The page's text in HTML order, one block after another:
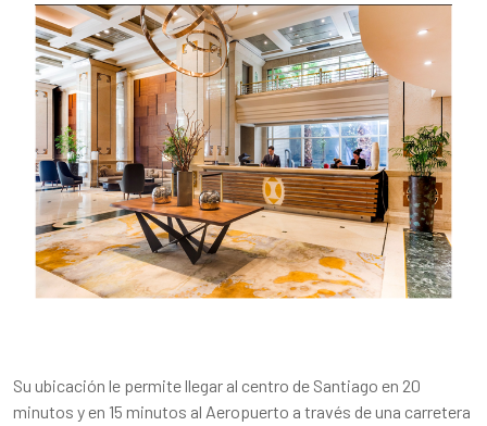
Su ubicación le permite llegar al centro de Santiago en 20
minutos y en 15 minutos al Aeropuerto a través de una carretera